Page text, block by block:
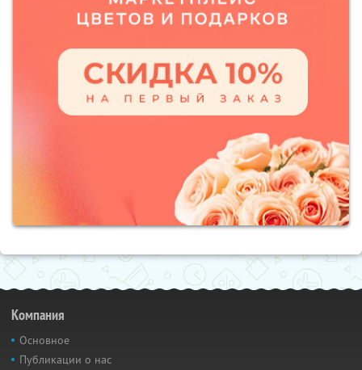
Компания
Основное
Публикации о нас